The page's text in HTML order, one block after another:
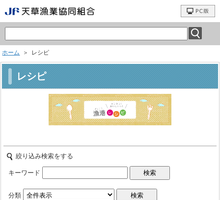
ホーム ＞ レシピ
レシピ
絞り込み検索をする
キーワード
分類